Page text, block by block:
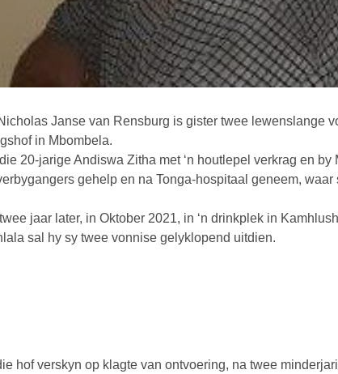
Janse van Rensburg is gister twee lewenslange
in Mbombela.
20-jarige Andiswa Zitha met ‘n houtlepel verkrag en
gehelp en na Tonga-hospitaal geneem,
jaar later, in Oktober 2021, in ‘n drinkplek in
sal hy sy twee vonnise gelyklopend uitdien.
hof verskyn op klagte van ontvoering, na twee